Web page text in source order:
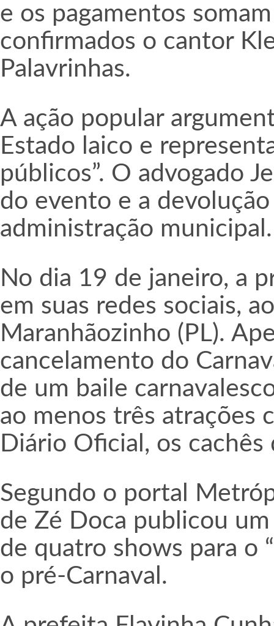
e os pagamentos
confirmados o cantor
Palavrinhas.
A ação popular
Estado laico e
públicos”. O advogado
do evento e a
administração municipal.
No dia 19 de janeiro, a
em suas redes sociais,
Maranhãozinho (PL).
cancelamento do
de um baile
ao menos três atrações
Diário Oficial, os
Segundo o portal
de Zé Doca publicou
de quatro shows para o
o pré-Carnaval.